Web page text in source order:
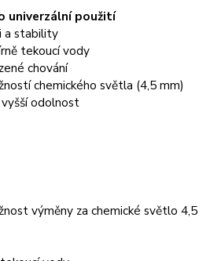
univerzální použití
a stability
tekoucí vody
chování
chemického světla (4,5 mm)
vyšší odolnost
výměny za chemické světlo 4,5